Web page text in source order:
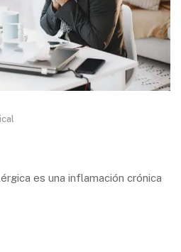
es una inflamación crónica